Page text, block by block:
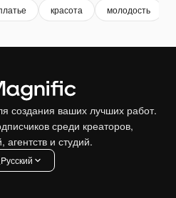
красота молодость
создания ваших лучших работ.
среди креаторов,
агентств и студий.
Pусский